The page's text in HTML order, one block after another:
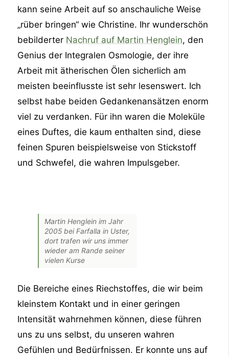
kann seine Arbeit auf so anschauliche Weise
„rüber bringen“ wie Christine. Ihr wunderschön
bebilderter Nachruf auf Martin Henglein, den
Genius der Integralen Osmologie, der ihre
Arbeit mit ätherischen Ölen sicherlich am
meisten beeinflusste ist sehr lesenswert. Ich
selbst habe beiden Gedankenansätzen enorm
viel zu verdanken. Für ihn waren die Moleküle
eines Duftes, die kaum enthalten sind, diese
feinen Spuren beispielsweise von Stickstoff
und Schwefel, die wahren Impulsgeber.
Martin Henglein im Jahr
2005 bei Farfalla in Uster,
dort trafen wir uns immer
wieder am Rande seiner
vielen Kurse
Die Bereiche eines Riechstoffes, die wir beim
kleinstem Kontakt und in einer geringen
Intensität wahrnehmen können, diese führen
uns zu uns selbst, du unseren wahren
Gefühlen und Bedürfnissen. Er konnte uns auf